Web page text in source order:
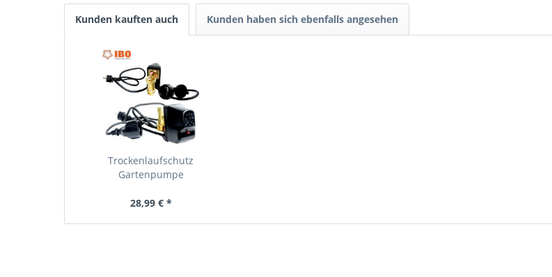
Kunden kauften auch Kunden haben sich ebenfalls angesehen
Trockenlaufschutz
Gartenpumpe
28,99 € *